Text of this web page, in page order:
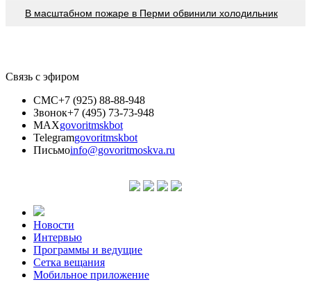
В масштабном пожаре в Перми обвинили холодильник
Связь с эфиром
СМС+7 (925) 88-88-948
Звонок+7 (495) 73-73-948
MAXgovoritmskbot
Telegramgovoritmskbot
Письмоinfo@govoritmoskva.ru
Новости
Интервью
Программы и ведущие
Сетка вещания
Мобильное приложение